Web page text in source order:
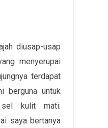
diusap-usap
menyerupai
terdapat
berguna untuk
sel kulit mati.
saya bertanya